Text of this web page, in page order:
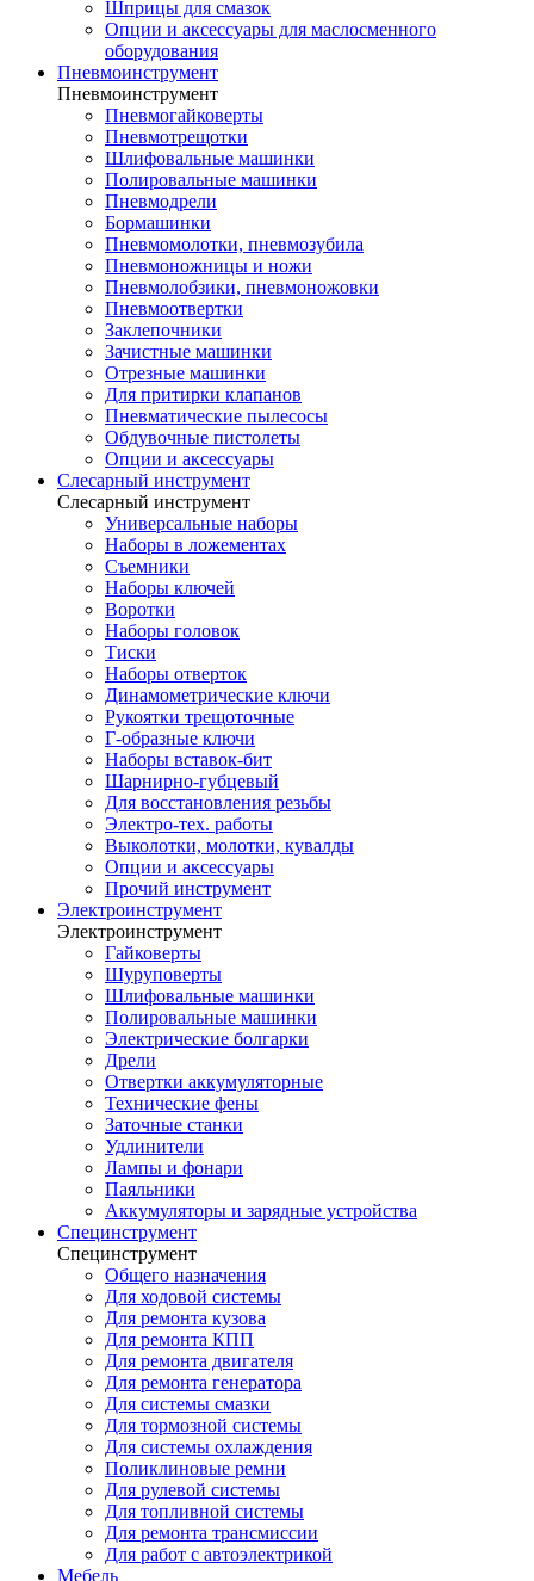
Шприцы для смазок
Опции и аксессуары для маслосменного
оборудования
Пневмоинструмент
Пневмоинструмент
Пневмогайковерты
Пневмотрещотки
Шлифовальные машинки
Полировальные машинки
Пневмодрели
Бормашинки
Пневмомолотки, пневмозубила
Пневмоножницы и ножи
Пневмолобзики, пневмоножовки
Пневмоотвертки
Заклепочники
Зачистные машинки
Отрезные машинки
Для притирки клапанов
Пневматические пылесосы
Обдувочные пистолеты
Опции и аксессуары
Слесарный инструмент
Слесарный инструмент
Универсальные наборы
Наборы в ложементах
Съемники
Наборы ключей
Воротки
Наборы головок
Тиски
Наборы отверток
Динамометрические ключи
Рукоятки трещоточные
Г-образные ключи
Наборы вставок-бит
Шарнирно-губцевый
Для восстановления резьбы
Электро-тех. работы
Выколотки, молотки, кувалды
Опции и аксессуары
Прочий инструмент
Электроинструмент
Электроинструмент
Гайковерты
Шуруповерты
Шлифовальные машинки
Полировальные машинки
Электрические болгарки
Дрели
Отвертки аккумуляторные
Технические фены
Заточные станки
Удлинители
Лампы и фонари
Паяльники
Аккумуляторы и зарядные устройства
Специнструмент
Специнструмент
Общего назначения
Для ходовой системы
Для ремонта кузова
Для ремонта КПП
Для ремонта двигателя
Для ремонта генератора
Для системы смазки
Для тормозной системы
Для системы охлаждения
Поликлиновые ремни
Для рулевой системы
Для топливной системы
Для ремонта трансмиссии
Для работ с автоэлектрикой
Мебель